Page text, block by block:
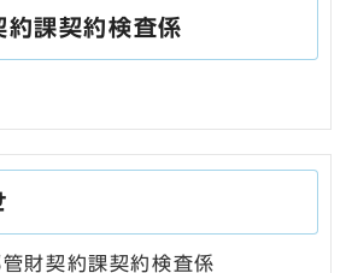
約課契約検査係
財契約課契約検査係